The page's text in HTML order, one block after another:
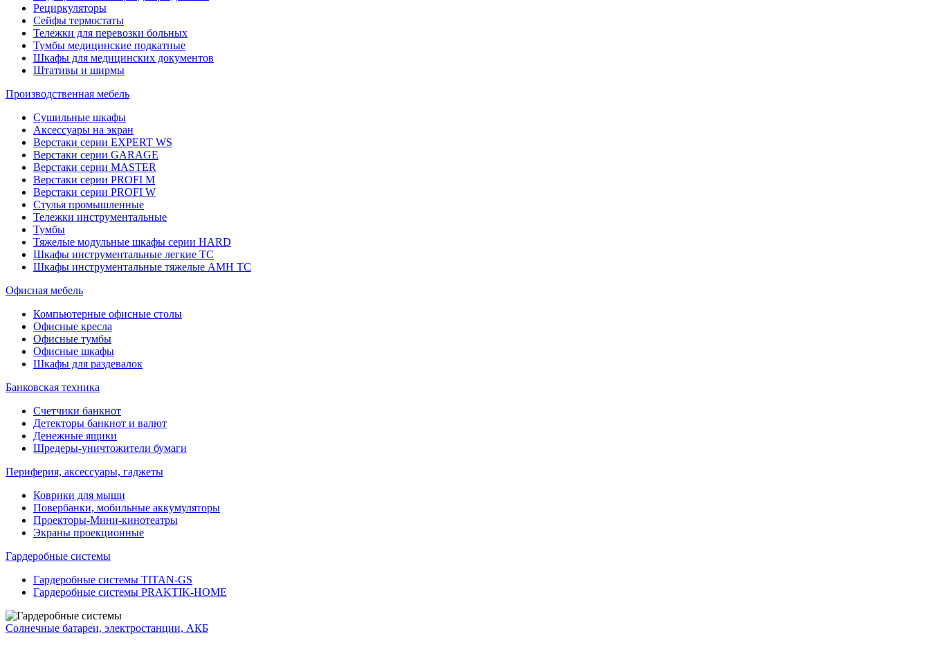
Рециркуляторы
Сейфы термостаты
Тележки для перевозки больных
Тумбы медицинские подкатные
Шкафы для медицинских документов
Штативы и ширмы
Производственная мебель
Cушильные шкафы
Аксессуары на экран
Верстаки серии EXPERT WS
Верстаки серии GARAGE
Верстаки серии MASTER
Верстаки серии PROFI M
Верстаки серии PROFI W
Стулья промышленные
Тележки инструментальные
Тумбы
Тяжелые модульные шкафы серии HARD
Шкафы инструментальные легкие ТС
Шкафы инструментальные тяжелые AMH TC
Офисная мебель
Компьютерные офисные столы
Офисные кресла
Офисные тумбы
Офисные шкафы
Шкафы для раздевалок
Банковская техника
Счетчики банкнот
Детекторы банкнот и валют
Денежные ящики
Шредеры-уничтожители бумаги
Периферия, аксессуары, гаджеты
Коврики для мыши
Повербанки, мобильные аккумуляторы
Проекторы-Мини-кинотеатры
Экраны проекционные
Гардеробные системы
Гардеробные системы TITAN-GS
Гардеробные системы PRAKTIK-HOME
Солнечные батареи, электростанции, АКБ